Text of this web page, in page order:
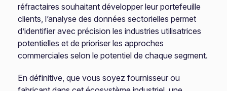
réfractaires souhaitant développer leur portefeuille
clients, l’analyse des données sectorielles permet
d’identifier avec précision les industries utilisatrices
potentielles et de prioriser les approches
commerciales selon le potentiel de chaque segment.
En définitive, que vous soyez fournisseur ou